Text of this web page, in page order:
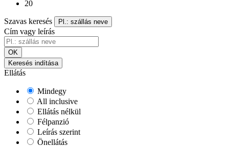
20
Szavas keresés Pl.: szállás neve
Cím vagy leírás
OK
Keresés indítása
Ellátás
Mindegy
All inclusive
Ellátás nélkül
Félpanzió
Leírás szerint
Önellátás